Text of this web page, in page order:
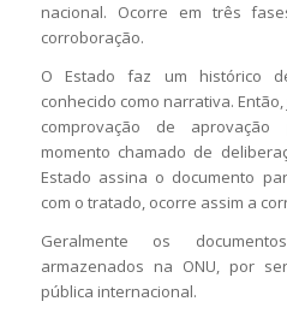
nacional. Ocorre em três
corroboração.
O Estado faz um histórico
conhecido como narrativa.
comprovação de aprovação
momento chamado de
Estado assina o documento
com o tratado, ocorre assim a
Geralmente os
armazenados na ONU, por
pública internacional.